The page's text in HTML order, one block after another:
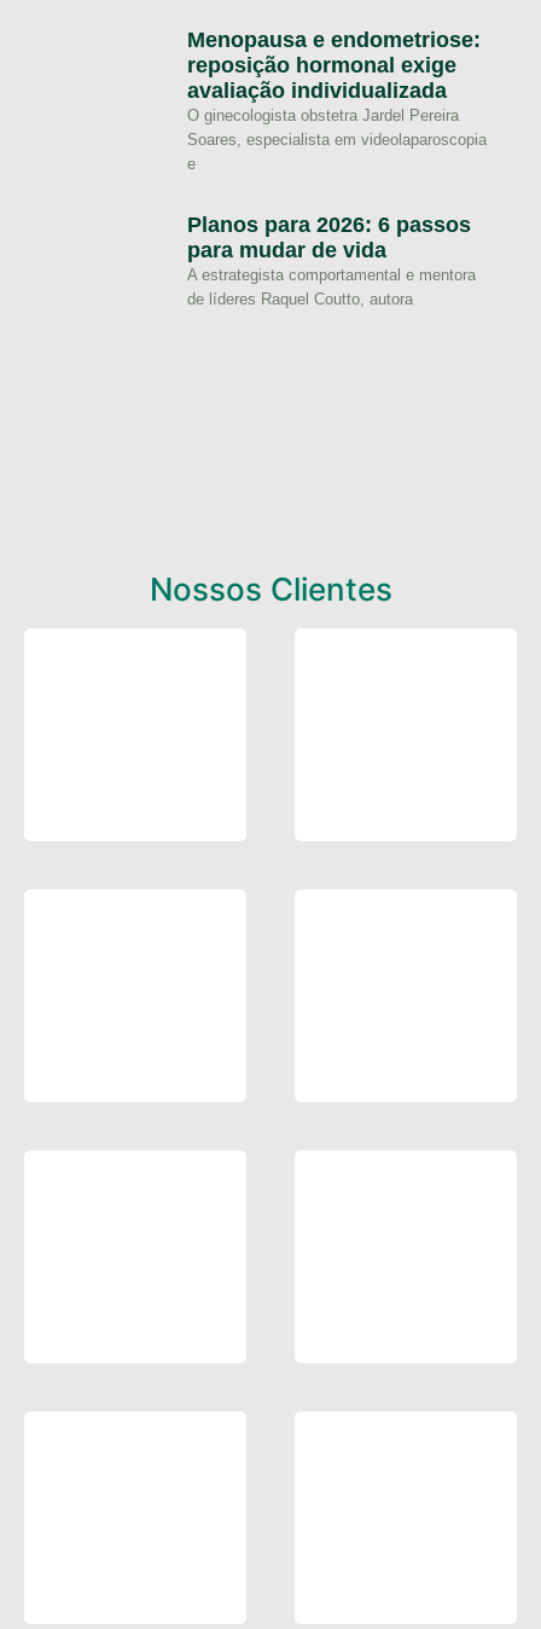
Menopausa e endometriose:
reposição hormonal exige
avaliação individualizada
O ginecologista obstetra Jardel Pereira
Soares, especialista em videolaparoscopia
e
Planos para 2026: 6 passos
para mudar de vida
A estrategista comportamental e mentora
de líderes Raquel Coutto, autora
Nossos Clientes